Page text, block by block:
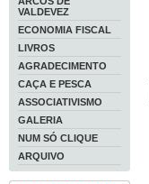
VALDEVEZ
ECONOMIA FISCAL
LIVROS
AGRADECIMENTO
CAÇA E PESCA
ASSOCIATIVISMO
GALERIA
NUM SÓ CLIQUE
ARQUIVO